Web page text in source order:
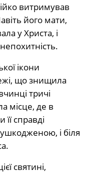
витримував
його мати,
у Христа, і
ікони
що знищила
тричі
місце, де в
справді
і біля
святині,